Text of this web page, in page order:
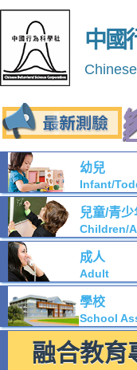
中國
幼兒
Infant/
兒童/青少
Children/
成人
Adult
學校
School
融合教育